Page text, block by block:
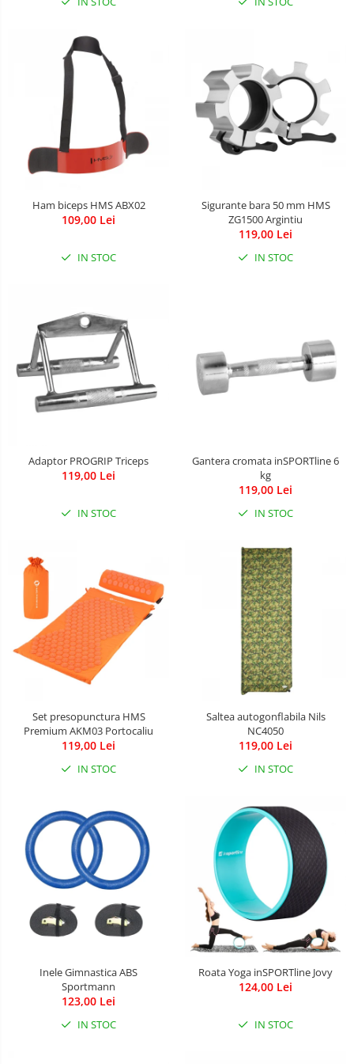
Carusele patut
Lampi de veghe
Mobilier Birou
Saltele de infasat
Ham biceps HMS ABX02
109,00 Lei
IN STOC
Sigurante bara 50 mm HMS
ZG1500 Argintiu
119,00 Lei
IN STOC
Adaptor PROGRIP Triceps
119,00 Lei
IN STOC
Gantera cromata inSPORTline 6
kg
119,00 Lei
IN STOC
Set presopunctura HMS
Premium AKM03 Portocaliu
119,00 Lei
IN STOC
Saltea autogonflabila Nils
NC4050
119,00 Lei
IN STOC
Inele Gimnastica ABS
Sportmann
123,00 Lei
IN STOC
Roata Yoga inSPORTline Jovy
124,00 Lei
IN STOC